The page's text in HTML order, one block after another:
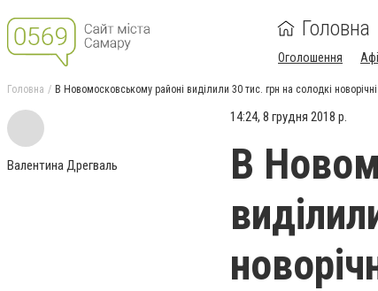
Головна
Оголошення
Головна В Новомосковському районі виділили 30 тис. грн на солодкі
Валентина Дрегваль
14:24, 8 грудня 2018 р.
В